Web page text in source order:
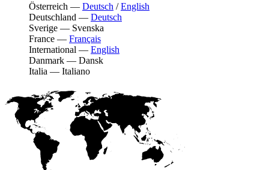
Österreich — Deutsch /English
Deutschland — Deutsch
Sverige — Svenska
France — Français
International — English
Danmark — Dansk
Italia — Italiano